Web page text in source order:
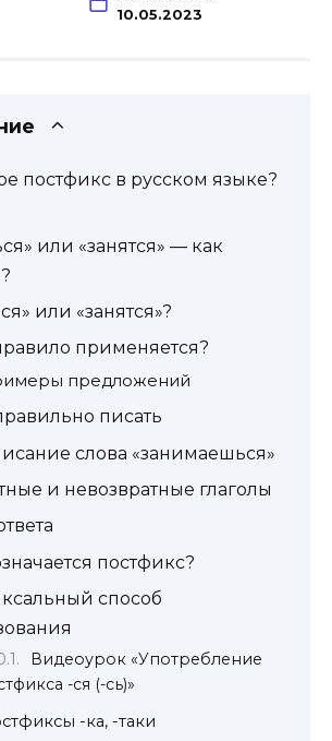
10.05.2023
постфикс в русском языке?
или «занятся» — как
или «занятся»?
применяется?
предложений
писать
слова «занимаешься»
и невозвратные глаголы
постфикс?
способ
Видеоурок «Употребление
-ся (-сь)»
-ка, -таки